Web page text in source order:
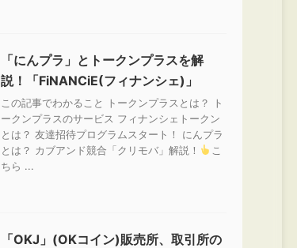
「にんプラ」とトークンプラスを解
説！「FiNANCiE(フィナンシェ)」
この記事でわかること トークンプラスとは？ ト
ークンプラスのサービス フィナンシェトークン
とは？ 友達招待プログラムスタート！ にんプラ
とは？ カブアンド競合「クリモバ」解説！
こ
ちら ...
「OKJ」(OKコイン)販売所、取引所の